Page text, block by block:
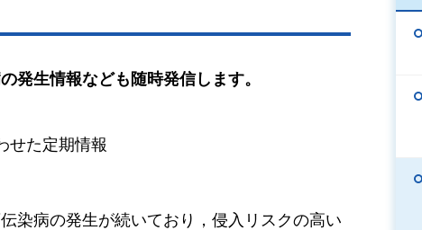
発生情報なども随時発信します。
せた定期情報
染病の発生が続いており，侵入リスクの高い